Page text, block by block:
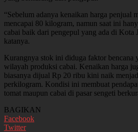
“Sebelum adanya kenaikan harga penjual
mencapai 80 kilogram, namun saat ini
cabai baik dari pengepul yang ada di Kota
katanya.
Kurangnya stok ini diduga faktor bencana
wilayah produksi cabai. Kenaikan harga
biasanya dijual Rp 20 ribu kini naik
perkilogram. Kondisi ini membuat
tomat maupun cabai di pasar sengeti
BAGIKAN
Facebook
Twitter